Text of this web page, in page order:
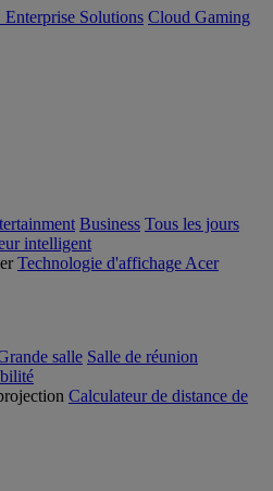
Enterprise Solutions Cloud Gaming
Business Tous les jours
intelligent
Technologie d'affichage Acer
salle Salle de réunion
Calculateur de distance de